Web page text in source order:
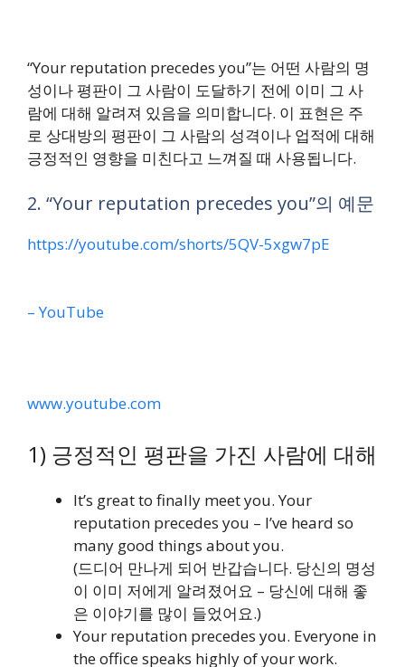
“Your reputation precedes you”는 어떤 사람의 명
성이나 평판이 그 사람이 도달하기 전에 이미 그 사
람에 대해 알려져 있음을 의미합니다. 이 표현은 주
로 상대방의 평판이 그 사람의 성격이나 업적에 대해
긍정적인 영향을 미친다고 느껴질 때 사용됩니다.
2. “Your reputation precedes you”의 예문
https://youtube.com/shorts/5QV-5xgw7pE
– YouTube
www.youtube.com
1) 긍정적인 평판을 가진 사람에 대해
It’s great to finally meet you. Your
reputation precedes you – I’ve heard so
many good things about you.
(드디어 만나게 되어 반갑습니다. 당신의 명성
이 이미 저에게 알려졌어요 – 당신에 대해 좋
은 이야기를 많이 들었어요.)
Your reputation precedes you. Everyone in
the office speaks highly of your work.